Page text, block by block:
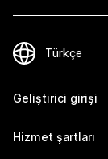
Geliştirici girişi
Hizmet şartları